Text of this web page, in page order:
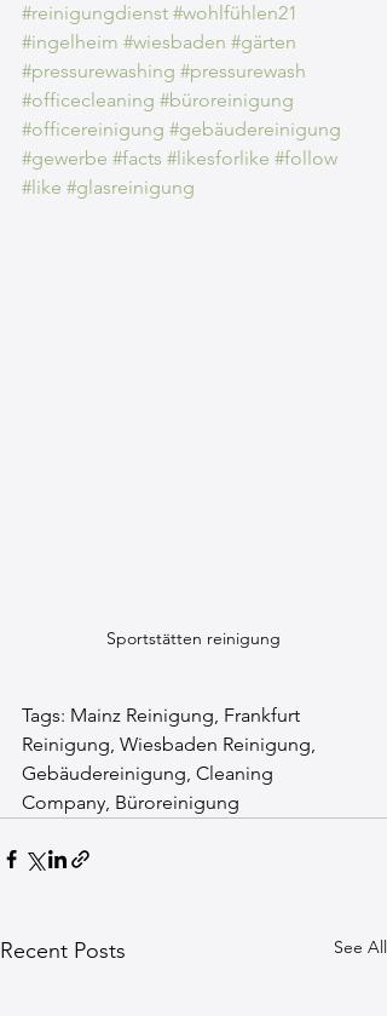
#reinigungdienst #wohlfühlen21
#ingelheim #wiesbaden #gärten
#pressurewashing #pressurewash
#officecleaning #büroreinigung
#officereinigung #gebäudereinigung
#gewerbe #facts #likesforlike #follow
#like #glasreinigung
Sportstätten reinigung
Tags: Mainz Reinigung, Frankfurt
Reinigung, Wiesbaden Reinigung,
Gebäudereinigung, Cleaning
Company, Büroreinigung
Recent Posts See All